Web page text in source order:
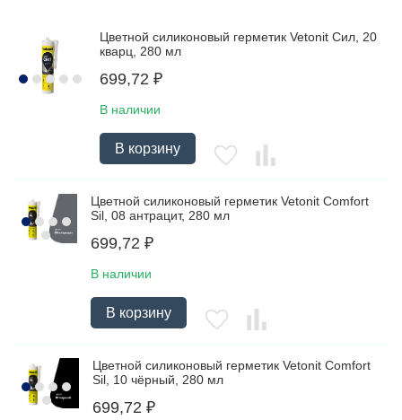
Цветной силиконовый герметик Vetonit Сил, 20
кварц, 280 мл
699,72 ₽
В наличии
В корзину
Цветной силиконовый герметик Vetonit Comfort
Sil, 08 антрацит, 280 мл
699,72 ₽
В наличии
В корзину
Цветной силиконовый герметик Vetonit Comfort
Sil, 10 чёрный, 280 мл
699,72 ₽